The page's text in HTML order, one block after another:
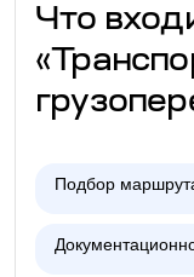
Что
Подбор